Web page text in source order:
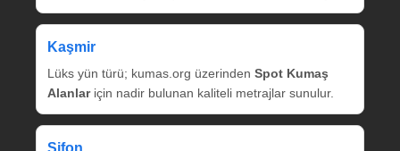
Kaşmir
Lüks yün türü; kumas.org üzerinden Spot Kumaş
Alanlariçin nadir bulunan kaliteli metrajlar sunulur.
Şifon